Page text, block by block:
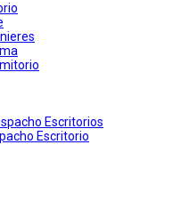
Escritorios
Escritorio